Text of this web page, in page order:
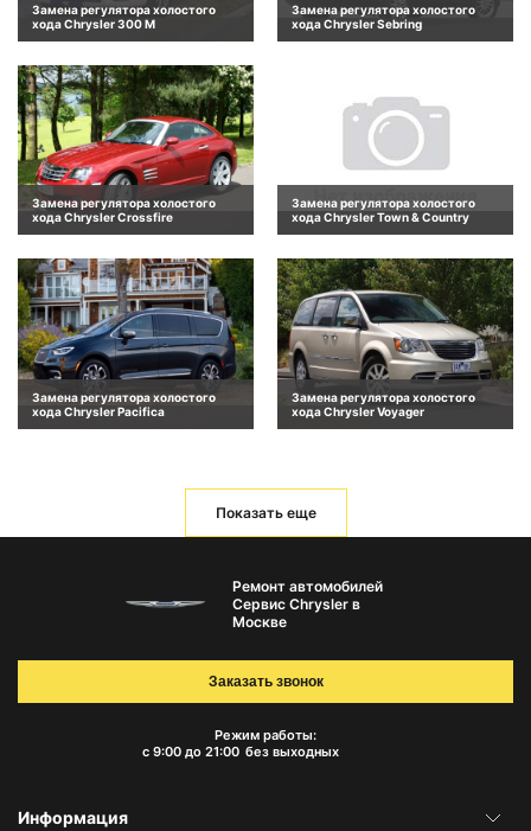
Замена регулятора холостого
хода Chrysler 300 M
Замена регулятора холостого
хода Chrysler Sebring
Замена регулятора холостого
хода Chrysler Crossfire
Замена регулятора холостого
хода Chrysler Town & Country
Замена регулятора холостого
хода Chrysler Pacifica
Замена регулятора холостого
хода Chrysler Voyager
Показать еще
Ремонт автомобилей
Сервис Chrysler в
Москве
Режим работы:
с 9:00 до 21:00 без выходных
Заказать звонок
Информация